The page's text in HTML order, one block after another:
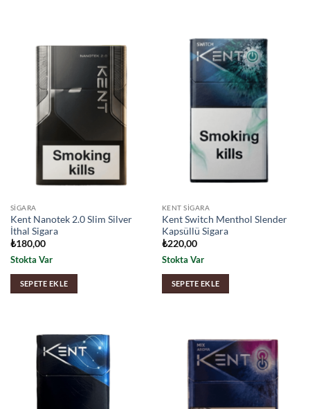
SIGARA
Kent Nanotek 2.0 Slim Silver
İthal Sigara
₺180,00
Stokta Var
SEPETE EKLE
KENT SIGARA
Kent Switch Menthol Slender
Kapsüllü Sigara
₺220,00
Stokta Var
SEPETE EKLE